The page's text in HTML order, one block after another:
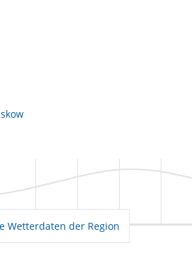
Wetterdaten der Region